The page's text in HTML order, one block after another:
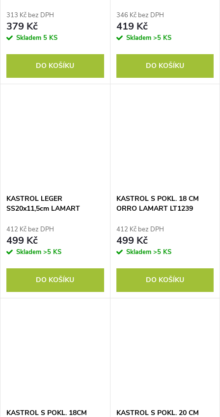
313 Kč bez DPH
379 Kč
Skladem 5 KS
DO KOŠÍKU
346 Kč bez DPH
419 Kč
Skladem >5 KS
DO KOŠÍKU
KASTROL LEGER
SS20x11,5cm LAMART
412 Kč bez DPH
499 Kč
Skladem >5 KS
DO KOŠÍKU
KASTROL S POKL. 18 CM
ORRO LAMART LT1239
412 Kč bez DPH
499 Kč
Skladem >5 KS
DO KOŠÍKU
KASTROL S POKL. 18CM KASTROL S POKL. 20 CM